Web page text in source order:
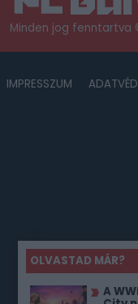
OLVASTAD MÁR?
A
Minden jog fenntartva
IMPRESSZUM